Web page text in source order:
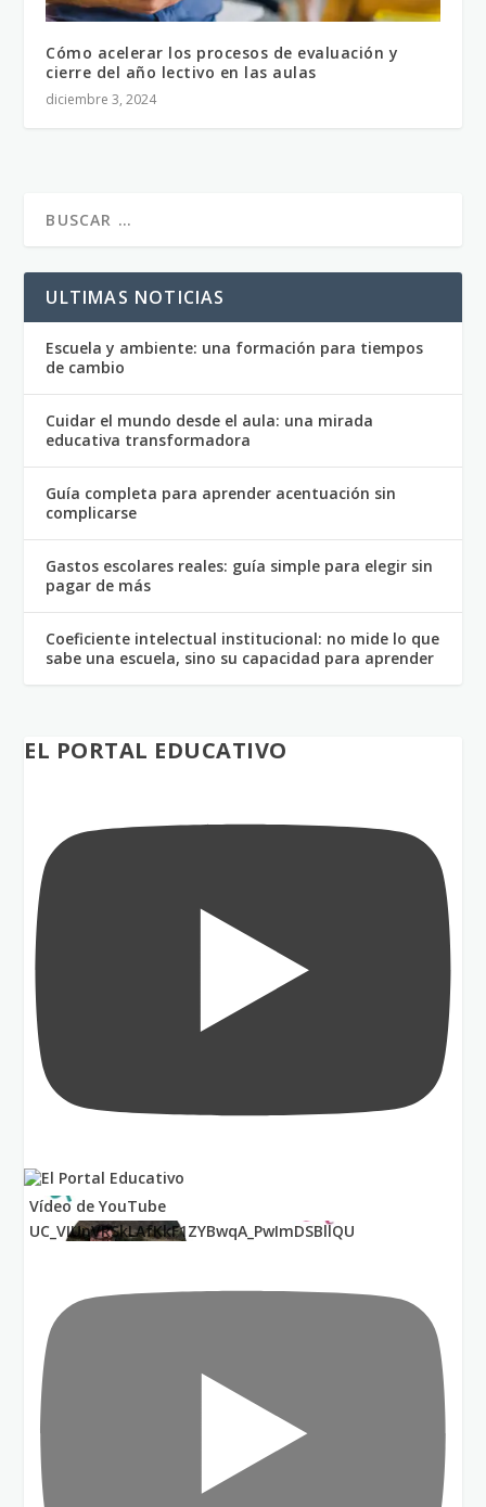
Cómo acelerar los procesos de evaluación y
cierre del año lectivo en las aulas
diciembre 3, 2024
ULTIMAS NOTICIAS
Escuela y ambiente: una formación para tiempos
de cambio
Cuidar el mundo desde el aula: una mirada
educativa transformadora
Guía completa para aprender acentuación sin
complicarse
Gastos escolares reales: guía simple para elegir sin
pagar de más
Coeficiente intelectual institucional: no mide lo que
sabe una escuela, sino su capacidad para aprender
EL PORTAL EDUCATIVO
Vídeo de YouTube
UC_VIUnVRSkLAfKkF1ZYBwqA_PwImDSBllQU